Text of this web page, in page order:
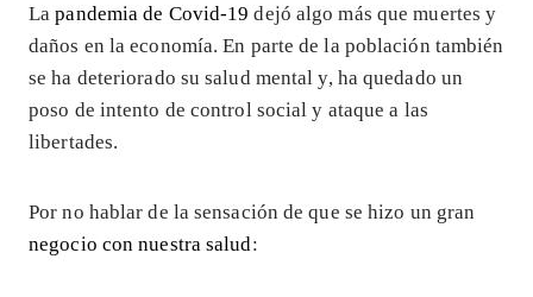
Lapandemia de Covid-19 dejó algo más que muertes y
daños en la economía. En parte de la población también
se ha deteriorado su salud mental y, ha quedado un
poso de intento de control social y ataque a las
libertades.
Por no hablar de la sensación de que se hizo un gran
negocio con nuestra salud: